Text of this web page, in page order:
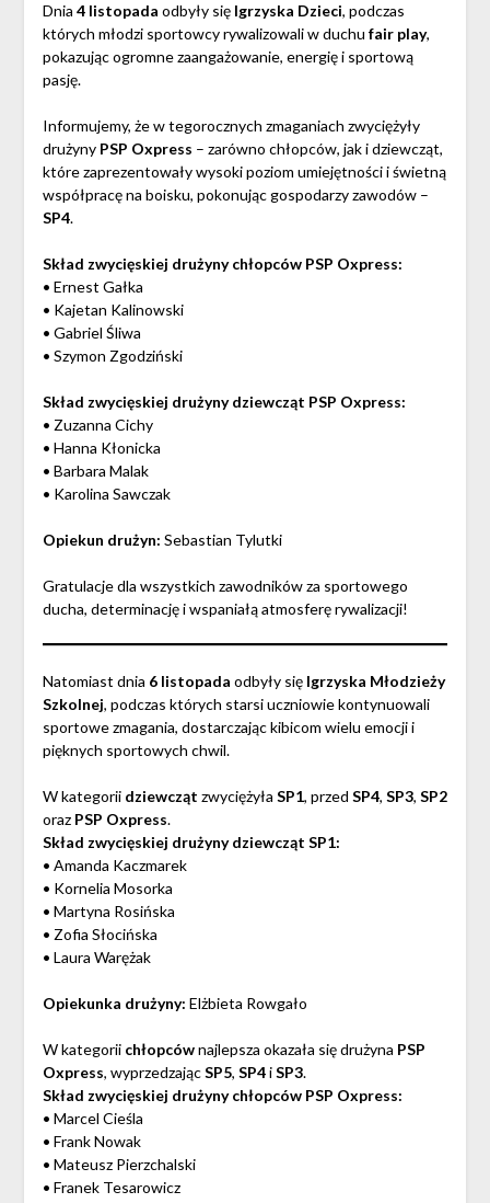
Dnia 4 listopada odbyły się Igrzyska Dzieci, podczas
których młodzi sportowcy rywalizowali w duchu fair play,
pokazując ogromne zaangażowanie, energię i sportową
pasję.
Informujemy, że w tegorocznych zmaganiach zwyciężyły
drużyny PSP Oxpress – zarówno chłopców, jak i dziewcząt,
które zaprezentowały wysoki poziom umiejętności i świetną
współpracę na boisku, pokonując gospodarzy zawodów –
SP4.
Skład zwycięskiej drużyny chłopców PSP Oxpress:
• Ernest Gałka
• Kajetan Kalinowski
• Gabriel Śliwa
• Szymon Zgodziński
Skład zwycięskiej drużyny dziewcząt PSP Oxpress:
• Zuzanna Cichy
• Hanna Kłonicka
• Barbara Malak
• Karolina Sawczak
Opiekun drużyn: Sebastian Tylutki
Gratulacje dla wszystkich zawodników za sportowego
ducha, determinację i wspaniałą atmosferę rywalizacji!
Natomiast dnia 6 listopada odbyły się Igrzyska Młodzieży
Szkolnej, podczas których starsi uczniowie kontynuowali
sportowe zmagania, dostarczając kibicom wielu emocji i
pięknych sportowych chwil.
W kategorii dziewcząt zwyciężyła SP1, przed SP4, SP3, SP2
oraz PSP Oxpress.
Skład zwycięskiej drużyny dziewcząt SP1:
• Amanda Kaczmarek
• Kornelia Mosorka
• Martyna Rosińska
• Zofia Słocińska
• Laura Warężak
Opiekunka drużyny: Elżbieta Rowgało
W kategorii chłopcównajlepsza okazała się drużyna PSP
Oxpress, wyprzedzającSP5, SP4iSP3.
Skład zwycięskiej drużyny chłopców PSP Oxpress:
• Marcel Cieśla
• Frank Nowak
• Mateusz Pierzchalski
• Franek Tesarowicz